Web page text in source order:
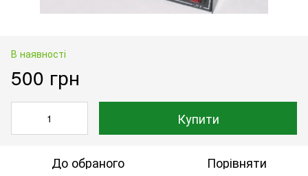
В наявності
500 грн
Купити
До обраного Порівняти